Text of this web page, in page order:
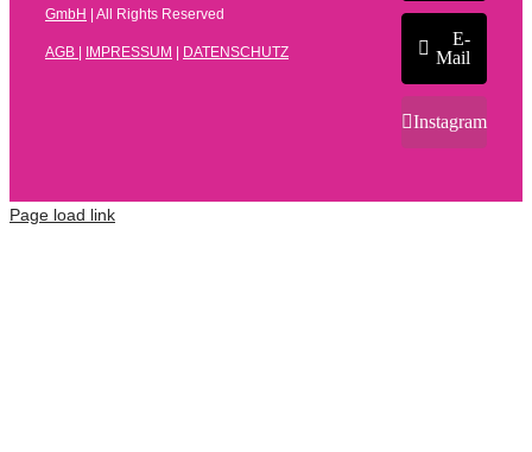
GmbH | All Rights Reserved
AGB | IMPRESSUM | DATENSCHUTZ
E-
Mail
Instagram
Page load link